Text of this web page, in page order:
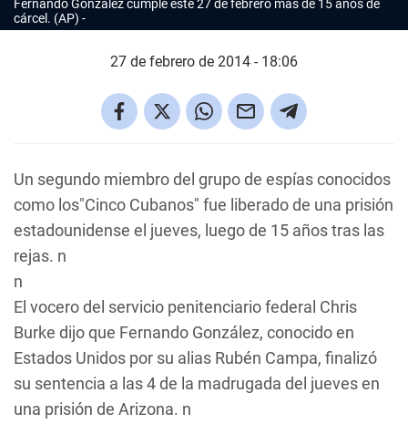
Fernando González cumple este 27 de febrero más de 15 años de
cárcel. (AP)
27 de febrero de 2014 - 18:06
Un segundo miembro del grupo de espías conocidos
como los"Cinco Cubanos" fue liberado de una prisión
estadounidense el jueves, luego de 15 años tras las
rejas. n
n
El vocero del servicio penitenciario federal Chris
Burke dijo que Fernando González, conocido en
Estados Unidos por su alias Rubén Campa, finalizó
su sentencia a las 4 de la madrugada del jueves en
una prisión de Arizona. n